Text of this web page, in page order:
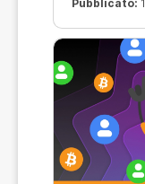
Pubblicato: